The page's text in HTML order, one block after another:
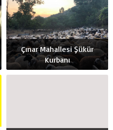
Çınar Mahallesi Şükür
Kurbanı